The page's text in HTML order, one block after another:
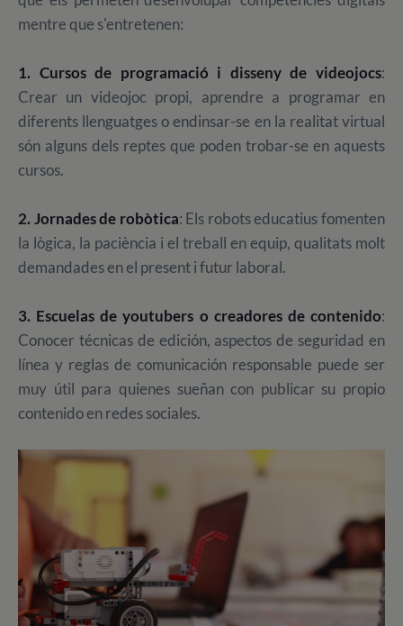
mentre que s'entretenen:
1. Cursos de programació i disseny de videojocs:
Crear un videojoc propi, aprendre a programar en
diferents llenguatges o endinsar-se en la realitat virtual
són alguns dels reptes que poden trobar-se en aquests
cursos.
2. Jornades de robòtica: Els robots educatius fomenten
la lògica, la paciència i el treball en equip, qualitats molt
demandades en el present i futur laboral.
3. Escuelas de youtubers o creadores de contenido:
Conocer técnicas de edición, aspectos de seguridad en
línea y reglas de comunicación responsable puede ser
muy útil para quienes sueñan con publicar su propio
contenido en redes sociales.